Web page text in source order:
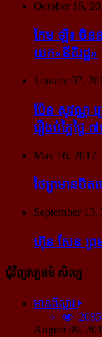
October 16,
កែម ឡី៖ ចិន​ន
យក​«នីតិរដ្ឋ»
January 07,
ប៉ែន សុវណ្ណ គ្
រឿង​បំភ្លៃ​ថ្ងៃ
May 16, 2017
ថៃ​ព្រមាន​បិត​
September 13,
ហ៊ុន សែន ព្រម
ជុំវិញវប្បធម៌ សិល្បៈ
អានពិស្ដារ
August 09,